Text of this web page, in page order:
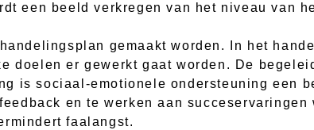
een beeld verkregen van het niveau van
gemaakt worden. In het
doelen er gewerkt gaat worden. De
is sociaal-emotionele ondersteuning een
en te werken aan
faalangst.